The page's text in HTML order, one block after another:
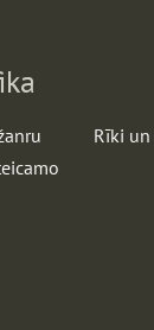
Rīki